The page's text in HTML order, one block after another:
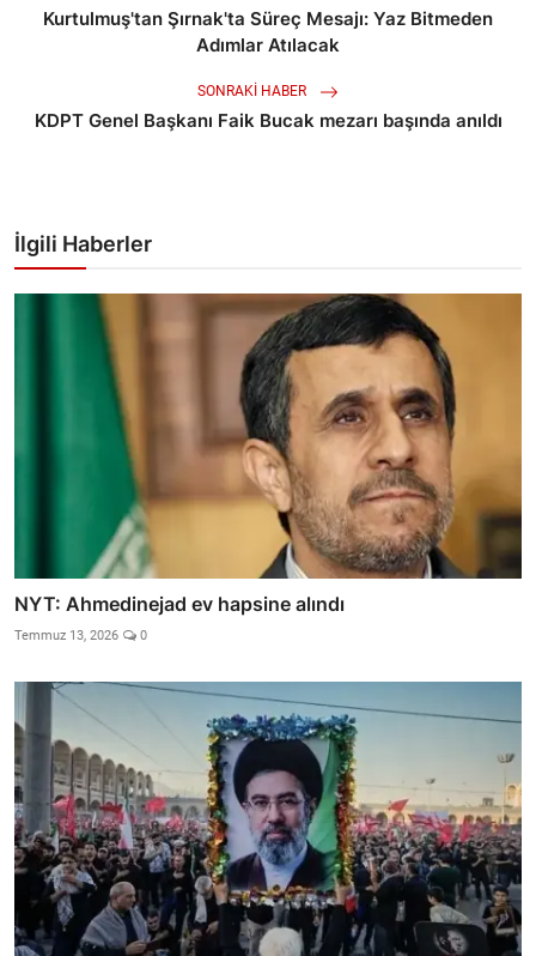
Kurtulmuş'tan Şırnak'ta Süreç Mesajı: Yaz Bitmeden
Adımlar Atılacak
SONRAKI HABER
KDPT Genel Başkanı Faik Bucak mezarı başında anıldı
İlgili Haberler
NYT: Ahmedinejad ev hapsine alındı
Temmuz 13, 2026 0